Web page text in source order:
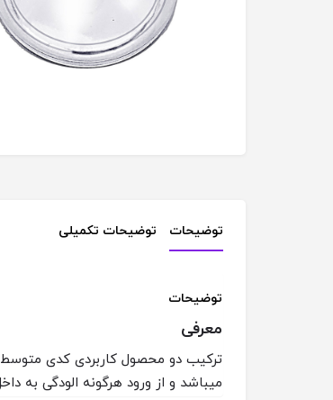
توضیحات توضیحات تکمیلی
توضیحات
معرفی
میباشد و از ورود هرگونه الودگی به